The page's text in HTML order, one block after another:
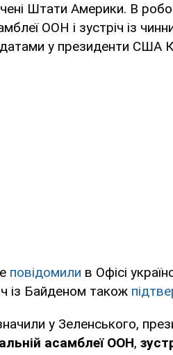
Штати Америки. В
ООН і зустріч із
у президенти США
повідомили в Офісі
із Байденом також
у Зеленського,
асамблеї ООН,